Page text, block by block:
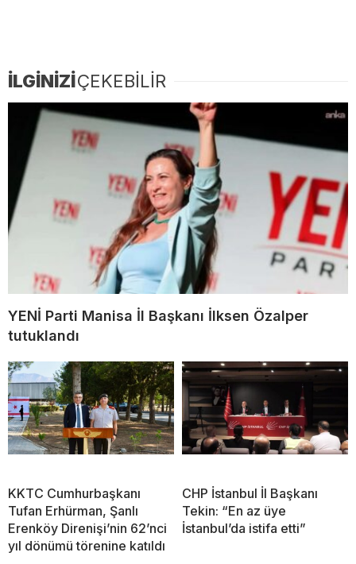
İLGİNİZİÇEKEBİLİR
YENİ Parti Manisa İl Başkanı İlksen Özalper
tutuklandı
KKTC Cumhurbaşkanı
Tufan Erhürman, Şanlı
Erenköy Direnişi’nin 62’nci
yıl dönümü törenine katıldı
CHP İstanbul İl Başkanı
Tekin: “En az üye
İstanbul’da istifa etti”